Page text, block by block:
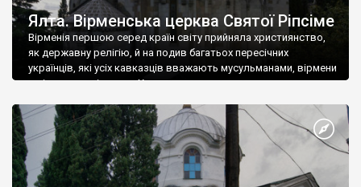
Ялта. Вірменська церква Святої Ріпсіме
Вірменія першою серед країн світу прийняла християнство,
як державну релігію, й на подив багатьох пересічних
українців, які усіх кавказців вважають мусульманами, вірмени
є відданими вірянами Христа